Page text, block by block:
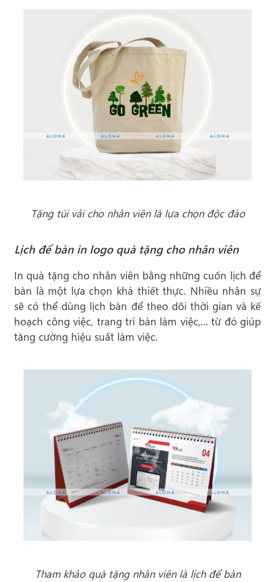
Tặng túi vải cho nhân viên là lựa chọn độc đáo
Lịch để bàn in logo quà tặng cho nhân viên
In quà tặng cho nhân viên bằng những cuốn lịch để
bàn là một lựa chọn khá thiết thực. Nhiều nhân sự
sẽ có thể dùng lịch bàn để theo dõi thời gian và kế
hoạch công việc, trang trí bàn làm việc,... từ đó giúp
tăng cường hiệu suất làm việc.
Tham khảo quà tặng nhân viên là lịch để bàn